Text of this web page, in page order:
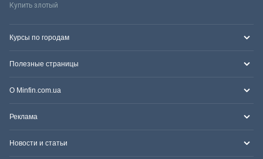
Купить злотый
Курсы по городам
Полезные страницы
О Minfin.com.ua
Реклама
Новости и статьи